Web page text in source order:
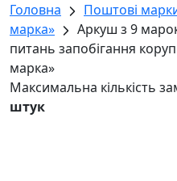
Головна
Поштові
марка»
Аркуш з 9
питань запобігання
марка»
Максимальна кількість
штук